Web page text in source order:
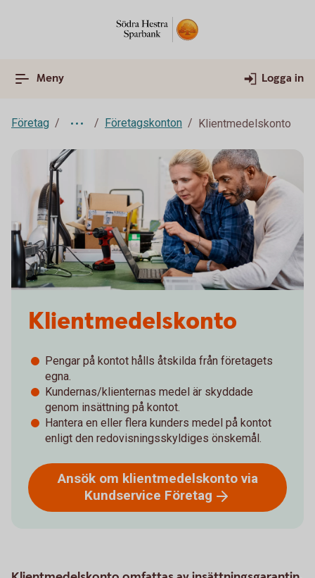
Meny Logga in
Företag Företagskonton Klientmedelskonto
Klientmedelskonto
Pengar på kontot hålls åtskilda från företagets
egna.
Kundernas/klienternas medel är skyddade
genom insättning på kontot.
Hantera en eller flera kunders medel på kontot
enligt den redovisningsskyldiges önskemål.
Ansök om klientmedelskonto via
Kundservice Företag